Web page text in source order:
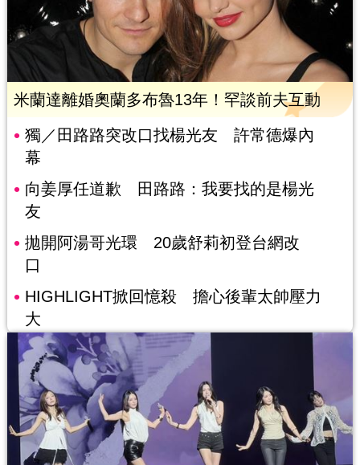
米蘭達離婚奧蘭多布魯13年！罕談前夫互動
獨／田路路突改口找楊光友 許常德爆內
幕
向姜厚任道歉 田路路：我要找的是楊光
友
拋開阿湯哥光環 20歲舒莉初登台網改
口
HIGHLIGHT掀回憶殺 擔心後輩太帥壓力
大